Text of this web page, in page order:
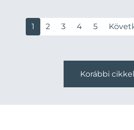
1 2 3 4 5
Korábbi